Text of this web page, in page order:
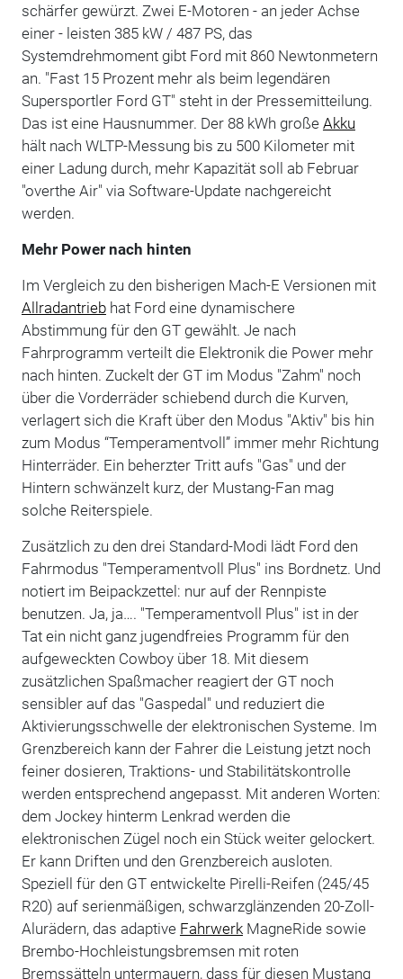
schärfer gewürzt. Zwei E-Motoren - an jeder Achse
einer - leisten 385 kW / 487 PS, das
Systemdrehmoment gibt Ford mit 860 Newtonmetern
an. "Fast 15 Prozent mehr als beim legendären
Supersportler Ford GT" steht in der Pressemitteilung.
Das ist eine Hausnummer. Der 88 kWh große Akku
hält nach WLTP-Messung bis zu 500 Kilometer mit
einer Ladung durch, mehr Kapazität soll ab Februar
"overthe Air" via Software-Update nachgereicht
werden.
Mehr Power nach hinten
Im Vergleich zu den bisherigen Mach-E Versionen mit
Allradantriebhat Ford eine dynamischere
Abstimmung für den GT gewählt. Je nach
Fahrprogramm verteilt die Elektronik die Power mehr
nach hinten. Zuckelt der GT im Modus "Zahm" noch
über die Vorderräder schiebend durch die Kurven,
verlagert sich die Kraft über den Modus "Aktiv" bis hin
zum Modus “Temperamentvoll” immer mehr Richtung
Hinterräder. Ein beherzter Tritt aufs "Gas" und der
Hintern schwänzelt kurz, der Mustang-Fan mag
solche Reiterspiele.
Zusätzlich zu den drei Standard-Modi lädt Ford den
Fahrmodus "Temperamentvoll Plus" ins Bordnetz. Und
notiert im Beipackzettel: nur auf der Rennpiste
benutzen. Ja, ja…. "Temperamentvoll Plus" ist in der
Tat ein nicht ganz jugendfreies Programm für den
aufgeweckten Cowboy über 18. Mit diesem
zusätzlichen Spaßmacher reagiert der GT noch
sensibler auf das "Gaspedal" und reduziert die
Aktivierungsschwelle der elektronischen Systeme. Im
Grenzbereich kann der Fahrer die Leistung jetzt noch
feiner dosieren, Traktions- und Stabilitätskontrolle
werden entsprechend angepasst. Mit anderen Worten:
dem Jockey hinterm Lenkrad werden die
elektronischen Zügel noch ein Stück weiter gelockert.
Er kann Driften und den Grenzbereich ausloten.
Speziell für den GT entwickelte Pirelli-Reifen (245/45
R20) auf serienmäßigen, schwarzglänzenden 20-Zoll-
Alurädern, das adaptive FahrwerkMagneRide sowie
Brembo-Hochleistungsbremsen mit roten
Bremssätteln untermauern, dass für diesen Mustang